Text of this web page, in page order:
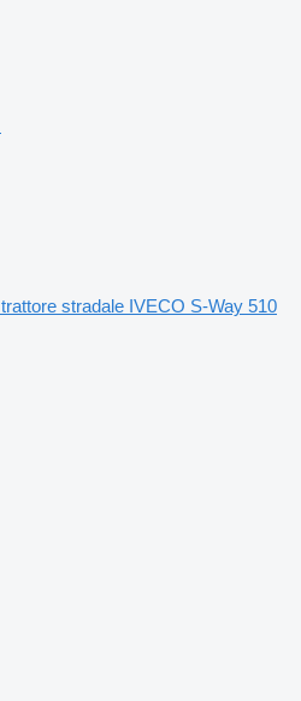
trattore stradale IVECO S-Way 510